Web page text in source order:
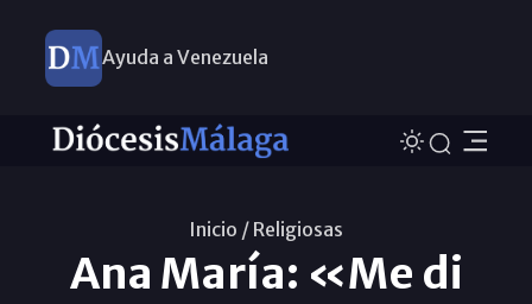
Ayuda a Venezuela
Inicio / Religiosas
Ana María: «Me di